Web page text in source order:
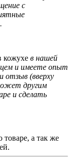
с
кожухе в нашей
и имеете опыт
отзыв (вверху
другим
и сделать
товаре, а так же